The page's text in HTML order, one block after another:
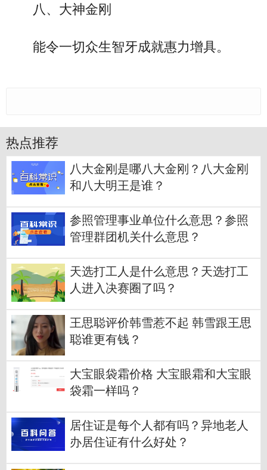
八、大神金刚
能令一切众生智牙成就惠力增具。
热点推荐
八大金刚是哪八大金刚？八大金刚
和八大明王是谁？
参照管理事业单位什么意思？参照
管理群团机关什么意思？
天选打工人是什么意思？天选打工
人进入决赛圈了吗？
王思聪评价韩雪惹不起 韩雪跟王思
聪谁更有钱？
大宝眼袋霜价格 大宝眼霜和大宝眼
袋霜一样吗？
居住证是每个人都有吗？异地老人
办居住证有什么好处？